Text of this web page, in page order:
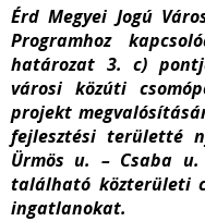
Érd Megyei Jogú
Programhoz
határozat 3. c)
városi közúti
projekt
fejlesztési területté
Ürmös u. – Csaba u.
található közterületi
ingatlanokat.